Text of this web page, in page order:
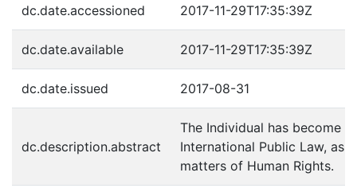
dc.date.accessioned 2017-11-29T17:35:39Z
dc.date.available 2017-11-29T17:35:39Z
dc.date.issued 2017-08-31
dc.description.abstract
The Individual has become
International Public Law, as
matters of Human Rights.